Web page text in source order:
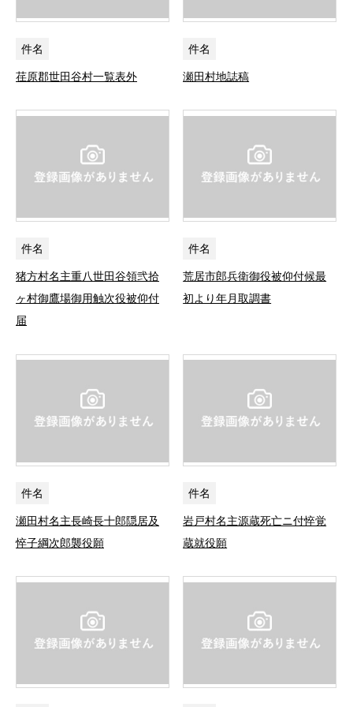
件名
荏原郡世田谷村一覧表外
件名
瀬田村地誌稿
件名
猪方村名主重八世田谷領弐拾
ヶ村御鷹場御用触次役被仰付
届
件名
荒居市郎兵衛御役被仰付候最
初より年月取調書
件名
瀬田村名主長崎長十郎隠居及
悴子綱次郎襲役願
件名
岩戸村名主源蔵死亡ニ付悴覚
蔵就役願